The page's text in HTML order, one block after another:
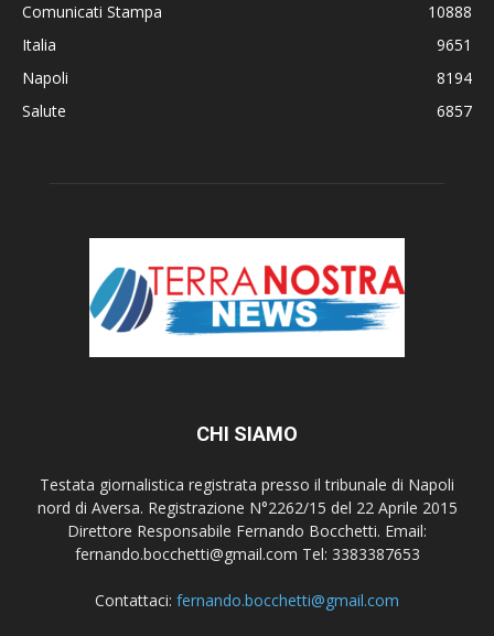
Comunicati Stampa
10888
Italia
9651
Napoli
8194
Salute
6857
CHI SIAMO
Testata giornalistica registrata presso il tribunale di Napoli
nord di Aversa. Registrazione N°2262/15 del 22 Aprile 2015
Direttore Responsabile Fernando Bocchetti. Email:
fernando.bocchetti@gmail.com Tel: 3383387653
Contattaci: fernando.bocchetti@gmail.com